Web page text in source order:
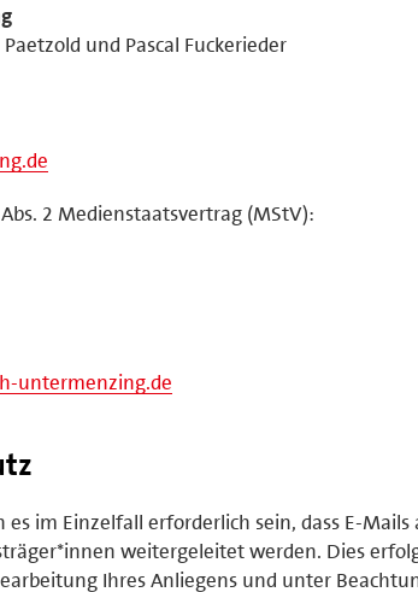
und Pascal Fuckerieder
2 Medienstaatsvertrag (MStV):
untermenzing.de
im Einzelfall erforderlich sein, dass E-
weitergeleitet werden. Dies
Ihres Anliegens und unter